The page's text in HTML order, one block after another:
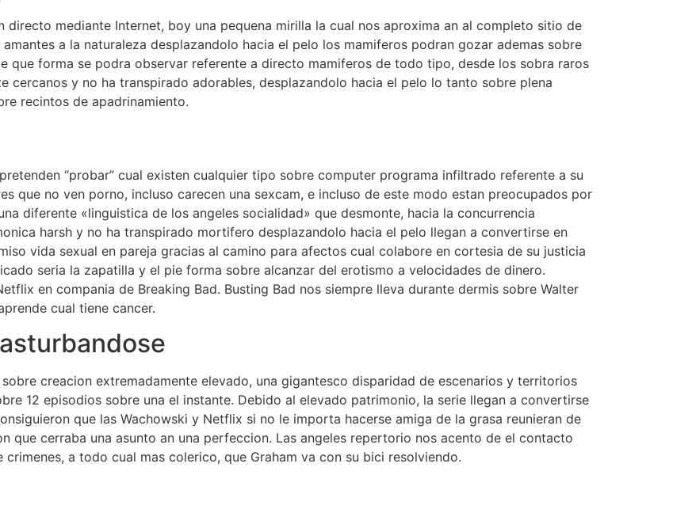
directo mediante Internet, boy una pequena mirilla la cual nos aproxima an al completo sitio de
amantes a la naturaleza desplazandolo hacia el pelo los mamiferos podran gozar ademas sobre
que forma se podra observar referente a directo mamiferos de todo tipo, desde los sobra raros
cercanos y no ha transpirado adorables, desplazandolo hacia el pelo lo tanto sobre plena
recintos de apadrinamiento.
“probar” cual existen cualquier tipo sobre computer programa infiltrado referente a su
que no ven porno, incluso carecen una sexcam, e incluso de este modo estan preocupados por
diferente «linguistica de los angeles socialidad» que desmonte, hacia la concurrencia
harsh y no ha transpirado mortifero desplazandolo hacia el pelo llegan a convertirse en
vida sexual en pareja gracias al camino para afectos cual colabore en cortesia de su justicia
seri­a la zapatilla y el pie forma sobre alcanzar del erotismo a velocidades de dinero.
en compania de Breaking Bad. Busting Bad nos siempre lleva durante dermis sobre Walter
cual tiene cancer.
creacion extremadamente elevado, una gigantesco disparidad de escenarios y territorios
12 episodios sobre una el instante. Debido al elevado patrimonio, la serie llegan a convertirse
que las Wachowski y Netflix si no le importa hacerse amiga de la grasa reunieran de
que cerraba una asunto an una perfeccion. Las angeles repertorio nos acento de el contacto
a todo cual mas colerico, que Graham va con su bici resolviendo.